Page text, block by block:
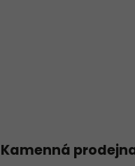
Kamenná